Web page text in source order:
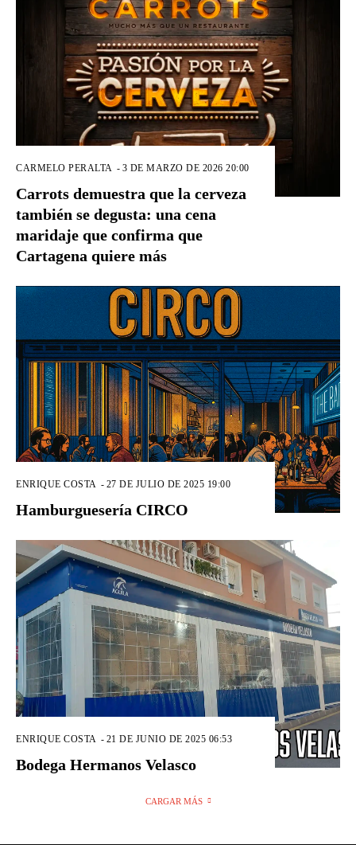
CARMELO PERALTA - 3 DE MARZO DE 2026 20:00
Carrots demuestra que la cerveza
también se degusta: una cena
maridaje que confirma que
Cartagena quiere más
ENRIQUE COSTA - 27 DE JULIO DE 2025 19:00
Hamburguesería CIRCO
ENRIQUE COSTA - 21 DE JUNIO DE 2025 06:53
Bodega Hermanos Velasco
CARGAR MÁS